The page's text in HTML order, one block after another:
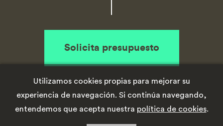
Utilizamos cookies propias para mejorar su
experiencia de navegación. Si continúa navegando,
entendemos que acepta nuestra política de cookies.
Solicita presupuesto